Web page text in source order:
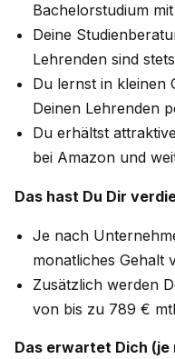
Bachelorstudium
Deine
Lehrenden sind
Du lernst in kleinen
Deinen Lehrenden
Du erhältst
bei Amazon und
Das hast Du Dir
Je nach
monatliches
Zusätzlich werden
von bis zu 789 €
Das erwartet Dich (je